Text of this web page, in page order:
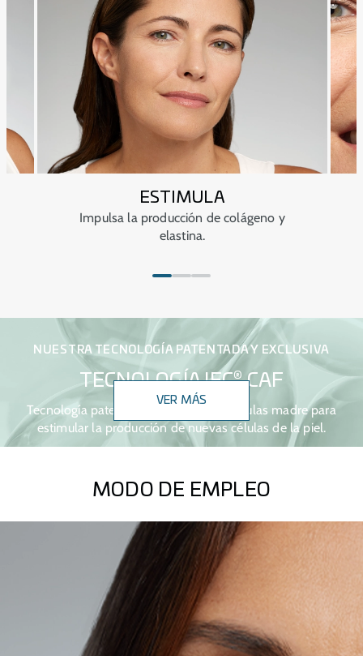
ESTIMULA
Impulsa la producción de colágeno y
elastina.
NUESTRA TECNOLOGÍA PATENTADA Y EXCLUSIVA
TECNOLOGÍA IFC®CAF
Tecnología patentada que activa las células madre para
estimular la producción de nuevas células de la piel.
VER MÁS
MODO DE EMPLEO